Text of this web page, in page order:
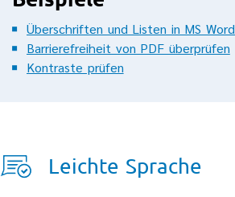
Überschriften und Listen in MS Word
Barrierefreiheit von PDF überprüfen
Kontraste prüfen
Leichte Sprache